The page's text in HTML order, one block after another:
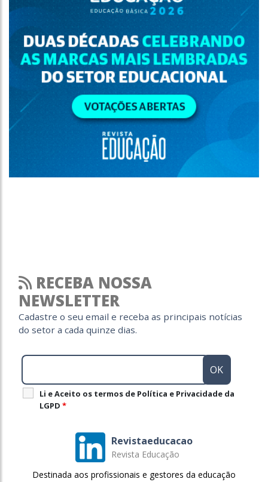
RECEBA NOSSA
NEWSLETTER
Cadastre o seu email e receba as principais notícias
do setor a cada quinze dias.
Li e Aceito os termos de Política e Privacidade da
LGPD *
Revistaeducacao
Revista Educação
Destinada aos profissionais e gestores da educação